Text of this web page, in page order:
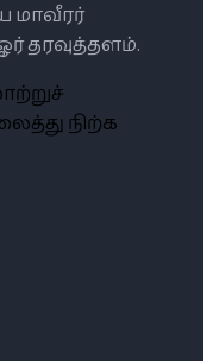
மாவீரர்
தரவுத்தளம்.
நிற்க